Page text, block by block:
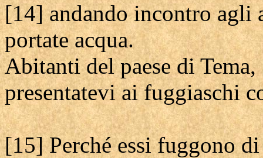
[14] andando incontro agli
portate acqua.
Abitanti del paese di Tema,
presentatevi ai fuggiaschi
[15] Perché essi fuggono